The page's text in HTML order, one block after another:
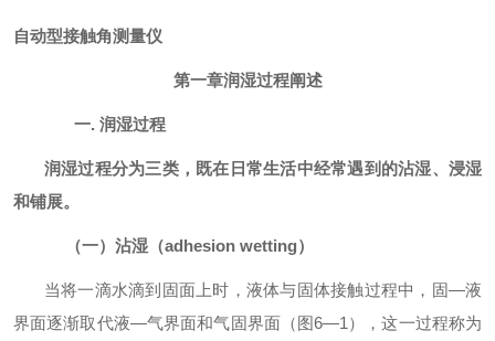
自动型接触角测量仪
第一章润湿过程阐述
一. 润湿过程
润湿过程分为三类，既在日常生活中经常遇到的沾湿、浸湿
和铺展。
（一）沾湿（adhesion wetting）
当将一滴水滴到固面上时，液体与固体接触过程中，固—液
界面逐渐取代液—气界面和气固界面（图6—1 ），这一过程称为